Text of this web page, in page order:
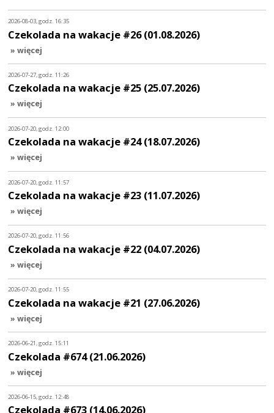
2026-08-03, godz. 16:35
Czekolada na wakacje #26 (01.08.2026)
» więcej
2026-07-27, godz. 11:26
Czekolada na wakacje #25 (25.07.2026)
» więcej
2026-07-20, godz. 12:00
Czekolada na wakacje #24 (18.07.2026)
» więcej
2026-07-20, godz. 11:57
Czekolada na wakacje #23 (11.07.2026)
» więcej
2026-07-20, godz. 11:56
Czekolada na wakacje #22 (04.07.2026)
» więcej
2026-07-20, godz. 11:55
Czekolada na wakacje #21 (27.06.2026)
» więcej
2026-06-21, godz. 15:11
Czekolada #674 (21.06.2026)
» więcej
2026-06-15, godz. 12:48
Czekolada #673 (14.06.2026)